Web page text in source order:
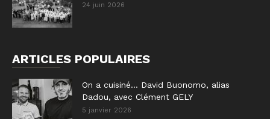
24 juin 2026
ARTICLES POPULAIRES
On a cuisiné… David Buonomo, alias
Dadou, avec Clément GELY
5 janvier 2026